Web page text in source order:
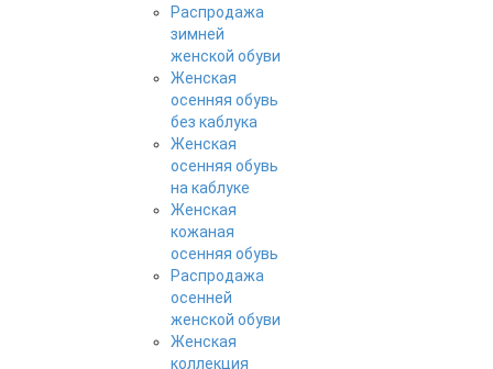
Распродажа
зимней
женской обуви
Женская
осенняя обувь
без каблука
Женская
осенняя обувь
на каблуке
Женская
кожаная
осенняя обувь
Распродажа
осенней
женской обуви
Женская
коллекция